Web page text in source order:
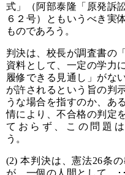
式」（阿部泰隆「原発訴
６２号）ともいうべき実
ものであろう。
判決は、校長が調査書の
資料として、一定の学力
履修できる見通し」がな
が許されるという旨の判
うな場合を指すのか、あ
情により、不合格の判定
ておらず、この問題
う。 ＜以
(2) 本判決は、憲法26条
が、一個の人間として、